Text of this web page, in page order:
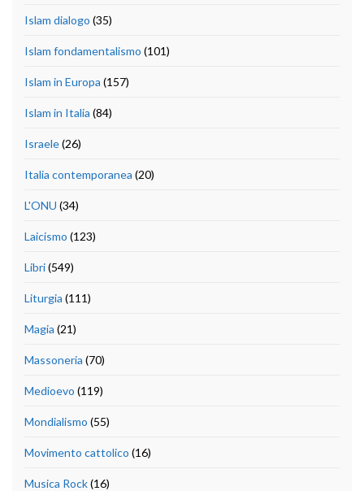
Islam dialogo (35)
Islam fondamentalismo (101)
Islam in Europa (157)
Islam in Italia (84)
Israele(26)
Italia contemporanea (20)
L'ONU (34)
Laicismo (123)
Libri(549)
Liturgia (111)
Magia (21)
Massoneria (70)
Medioevo (119)
Mondialismo (55)
Movimento cattolico (16)
Musica Rock(16)